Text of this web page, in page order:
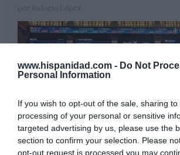
www.hispanidad.com - Do Not
Personal Information
If you wish to opt-out of the sale, sharing
processing of your personal or sensitive
targeted advertising by us, please use the
section to confirm your selection. Please
opt-out request is processed you may